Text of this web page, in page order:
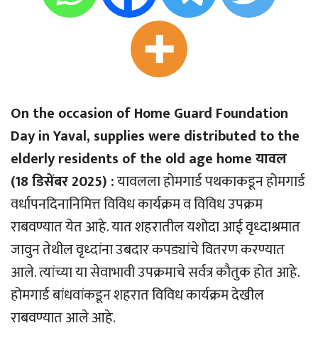
On the occasion of Home Guard Foundation
Day in Yaval, supplies were distributed to the
elderly residents of the old age home यावल
(18 डिसेंबर 2025) :यावलला होमगार्ड पथकाकडून होमगार्ड
वर्धापनदिनानिमित्त विविध कार्यक्रम व विविध उपक्रम
राबवण्यात येत आहे. यात शहरातील यशोदा आई वृध्दाश्रमात
जावुन तेथील वृध्दांना उबदार कपड्यांचे वितरण करण्यात
आले. त्यांच्या या सेवाभावी उपक्रमाचे सर्वत्र कौतुक होत आहे.
होमगार्ड बांधवांकडून शहरात विविध कार्यक्रम देखील
राबवण्यात आले आहे.